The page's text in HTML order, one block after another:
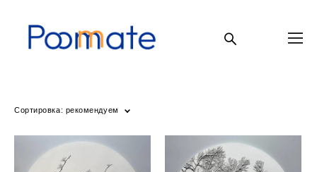
Сортировка: рекомендуем